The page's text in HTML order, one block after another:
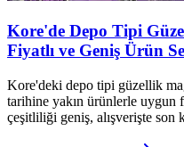
Kore'de Depo Tipi
Fiyatlı ve Geniş Ürün
Kore'deki depo tipi güzellik
tarihine yakın ürünlerle uygun
çeşitliliği geniş, alışverişte